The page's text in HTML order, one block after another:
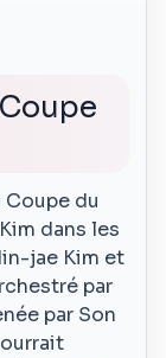
Coupe du
dans les
jae Kim et
par
par Son